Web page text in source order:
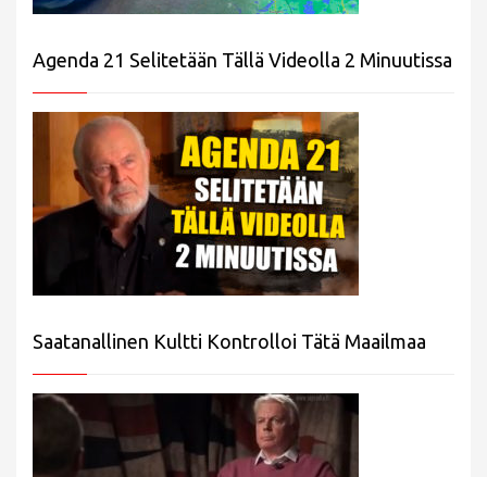
Agenda 21 Selitetään Tällä Videolla 2 Minuutissa
Saatanallinen Kultti Kontrolloi Tätä Maailmaa